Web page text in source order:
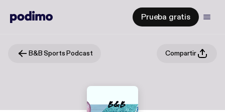
Prueba gratis
B&B Sports Podcast Compartir